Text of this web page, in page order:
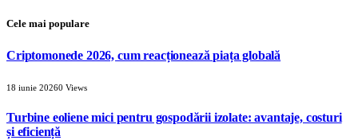
Cele mai populare
Criptomonede 2026, cum reacționează piața globală
18 iunie 20260 Views
Turbine eoliene mici pentru gospodării izolate: avantaje, costuri
și eficiență